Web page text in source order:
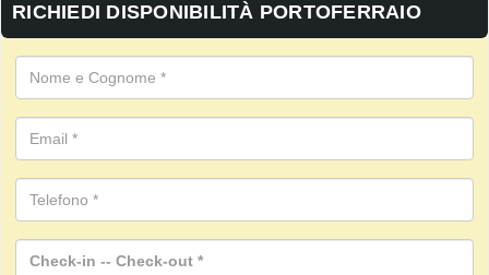
RICHIEDI DISPONIBILITÀ PORTOFERRAIO